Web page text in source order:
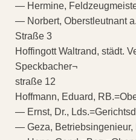
— Hermine,
— Norbert, Oberstleutnant
Straße 3
Hoffingott Waltrand, städt.
Speckbacher¬
straße 12
Hoffmann, Eduard,
— Ernst, Dr.,
— Geza, Betriebsingenieur,